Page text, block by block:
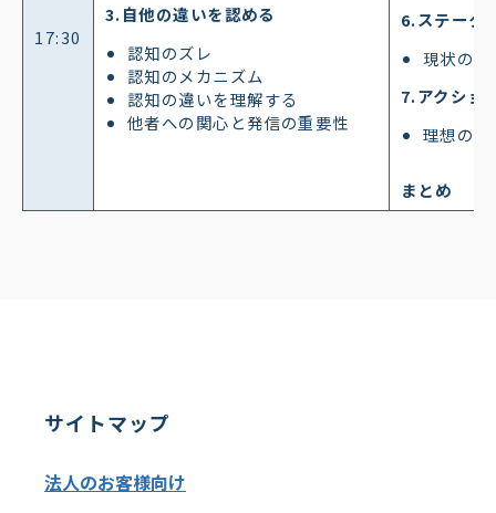
17:30
3.自他の違いを認める
認知のズレ
認知のメカニズム
認知の違いを理解する
他者への関心と発信の重要性
6.ステーク
現状の
7.アクショ
理想の
まとめ
サイトマップ
法人のお客様向け